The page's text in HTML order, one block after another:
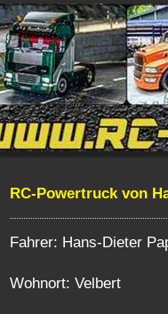
RC-Powertruck von
Fahrer: Hans-Dieter
Wohnort: Velbert